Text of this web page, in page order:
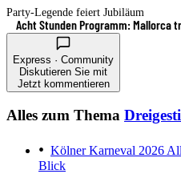
Party-Legende feiert Jubiläum
Acht Stunden Programm: Mallorca
Express · Community
Diskutieren Sie mit
Jetzt kommentieren
Alles zum Thema
Kölner Karneval 2026
Blick